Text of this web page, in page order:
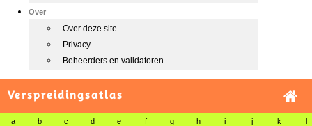
Over
Over deze site
Privacy
Beheerders en validatoren
Verspreidingsatlas
a b c d e f g h i j k l